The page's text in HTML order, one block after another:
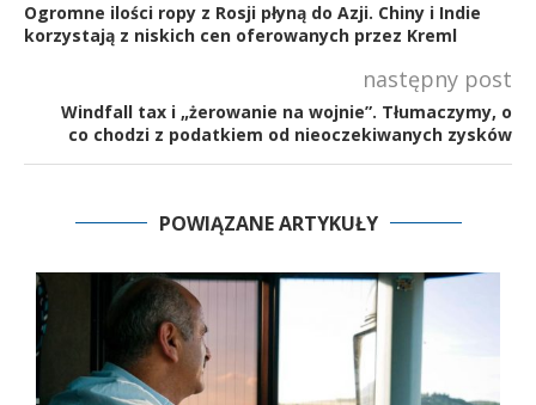
Ogromne ilości ropy z Rosji płyną do Azji. Chiny i Indie
korzystają z niskich cen oferowanych przez Kreml
następny post
Windfall tax i „żerowanie na wojnie”. Tłumaczymy, o
co chodzi z podatkiem od nieoczekiwanych zysków
POWIĄZANE ARTYKUŁY